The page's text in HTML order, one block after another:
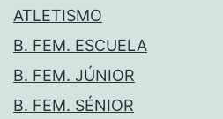
ATLETISMO
B. FEM. ESCUELA
B. FEM. JÚNIOR
B. FEM. SÉNIOR